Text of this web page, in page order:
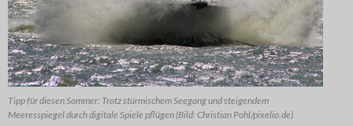
Tipp für diesen Sommer: Trotz stürmischem Seegang und steigendem
Meeresspiegel durch digitale Spiele pflügen (Bild: Christian Pohl/pixelio.de)